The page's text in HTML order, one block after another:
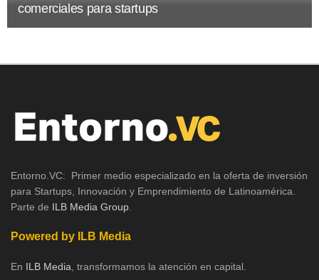
comerciales para startups
Entorno.VC: Primer medio especializado en la oferta de inversión
para Startups, Innovación y Emprendimiento de Latinoamérica.
Parte de ILB Media Group
Powered by ILB Media
En ILB Media , transformamos la atención en capital.